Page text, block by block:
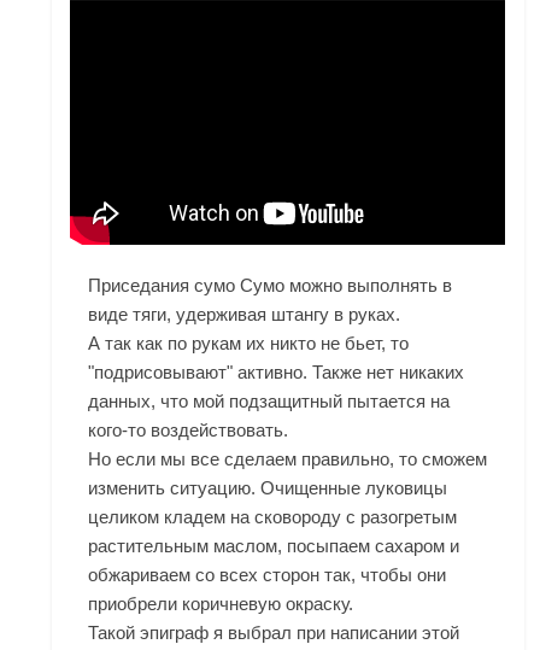
Приседания сумо Сумо можно выполнять в
виде тяги, удерживая штангу в руках.
А так как по рукам их никто не бьет, то
"подрисовывают" активно. Также нет никаких
данных, что мой подзащитный пытается на
кого-то воздействовать.
Но если мы все сделаем правильно, то сможем
изменить ситуацию. Очищенные луковицы
целиком кладем на сковороду с разогретым
растительным маслом, посыпаем сахаром и
обжариваем со всех сторон так, чтобы они
приобрели коричневую окраску.
Такой эпиграф я выбрал при написании этой